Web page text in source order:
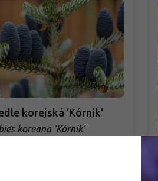
korejská 'Kórnik'
koreana 'Kórnik'